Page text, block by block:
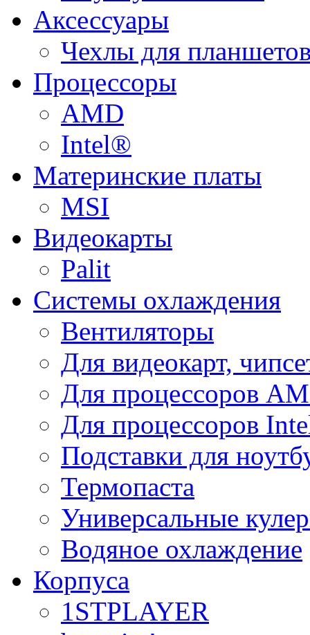
Аксессуары
Чехлы для
Процессоры
AMD
Intel®
Материнские платы
MSI
Видеокарты
Palit
Системы охлаждения
Вентиляторы
Для видеокарт,
Для процессоров
Для процессоров
Подставки для
Термопаста
Универсальные
Водяное охлаждение
Корпуса
1STPLAYER